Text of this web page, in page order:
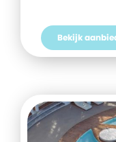
Avonds zal je
volgende ochtend
naast het schip ook
te ontdekken.
Bekijk